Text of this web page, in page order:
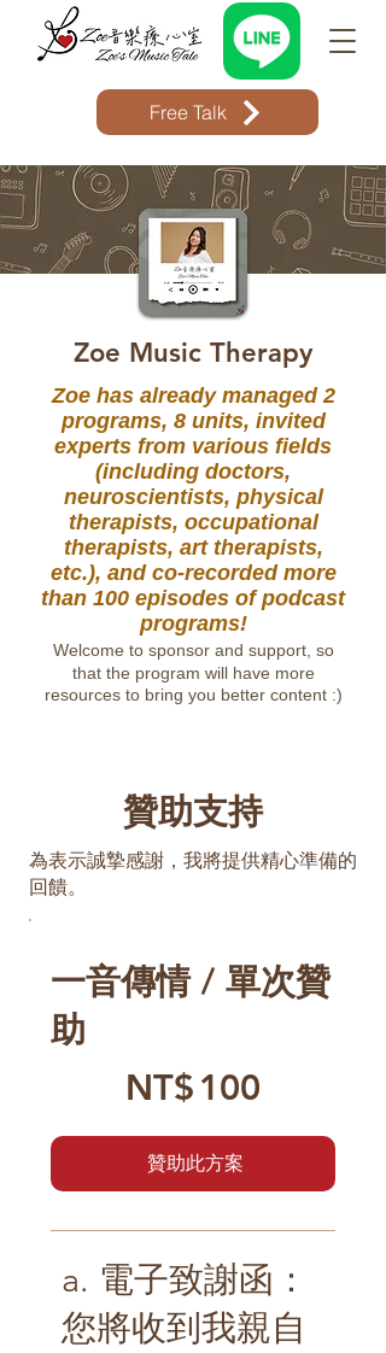
Free Talk
Zoe Music Therapy
Zoe has already managed 2
programs, 8 units, invited
experts from various fields
(including doctors,
neuroscientists, physical
therapists, occupational
therapists, art therapists,
etc.), and co-recorded more
than 100 episodes of podcast
programs!
Welcome to sponsor and support, so
that the program will have more
resources to bring you better content :)
一音傳情 / 單次贊
助
NT$ 100
贊助此方案
a. 電子致謝函：
您將收到我親自
贊助支持
為表示誠摯感謝，我將提供精心準備的
回饋。